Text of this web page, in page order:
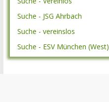
Suche - JSG Ahrbach
Suche - vereinslos
Suche - ESV München (West)